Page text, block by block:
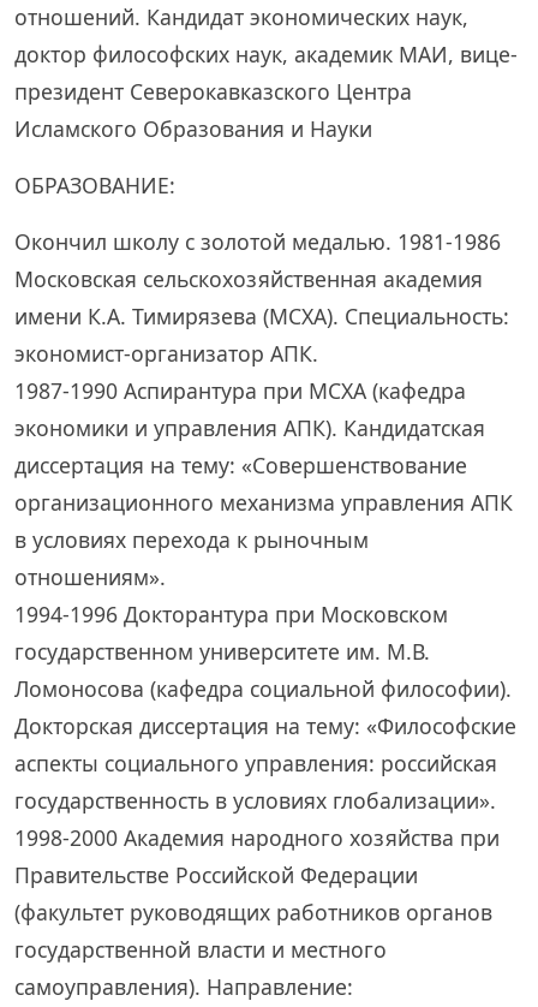
отношений. Кандидат экономических наук,
доктор философских наук, академик МАИ, вице-
президент Северокавказского Центра
Исламского Образования и Науки
ОБРАЗОВАНИЕ:
Окончил школу с золотой медалью. 1981-1986
Московская сельскохозяйственная академия
имени К.А. Тимирязева (МСХА). Специальность:
экономист-организатор АПК.
1987-1990 Аспирантура при МСХА (кафедра
экономики и управления АПК). Кандидатская
диссертация на тему: «Совершенствование
организационного механизма управления АПК
в условиях перехода к рыночным
отношениям».
1994-1996 Докторантура при Московском
государственном университете им. М.В.
Ломоносова (кафедра социальной философии).
Докторская диссертация на тему: «Философские
аспекты социального управления: российская
государственность в условиях глобализации».
1998-2000 Академия народного хозяйства при
Правительстве Российской Федерации
(факультет руководящих работников органов
государственной власти и местного
самоуправления). Направление: